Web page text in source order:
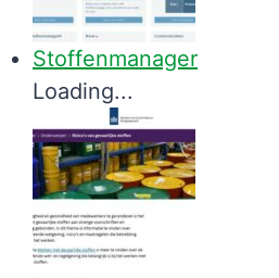
Stoffenmanager
Loading...